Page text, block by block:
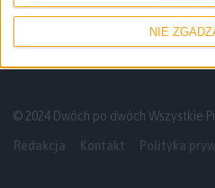
NIE
© 2024 Dwóch po dwóch Wszystkie
Redakcja Kontakt Polityka